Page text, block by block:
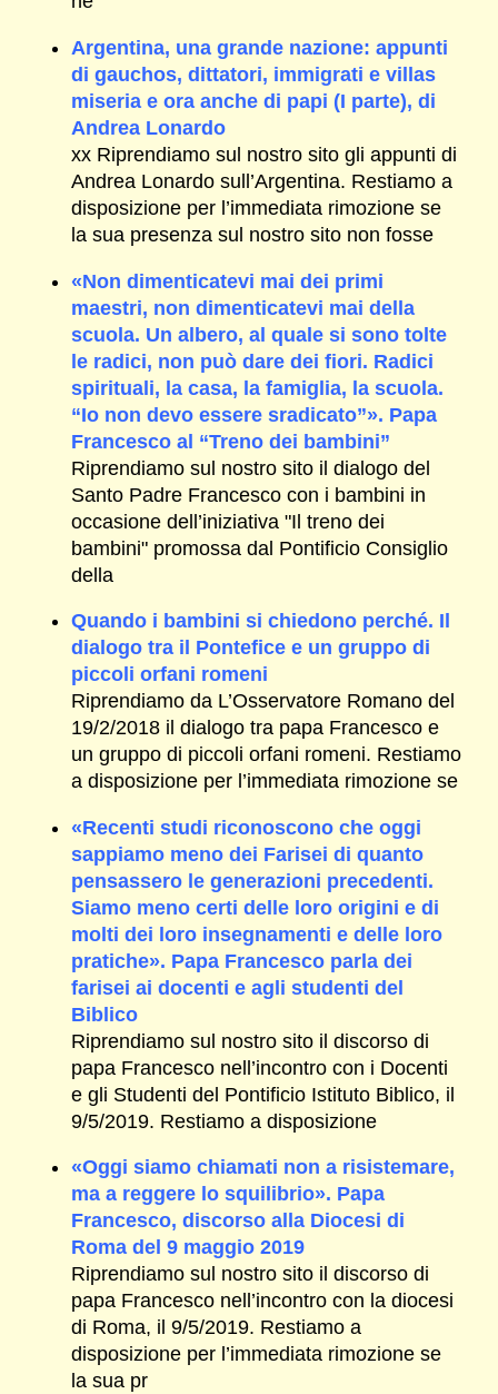
Argentina, una grande nazione: appunti
di gauchos, dittatori, immigrati e villas
miseria e ora anche di papi (I parte), di
Andrea Lonardo
xx Riprendiamo sul nostro sito gli appunti di
Andrea Lonardo sull’Argentina. Restiamo a
disposizione per l’immediata rimozione se
la sua presenza sul nostro sito non fosse
«Non dimenticatevi mai dei primi
maestri, non dimenticatevi mai della
scuola. Un albero, al quale si sono tolte
le radici, non può dare dei fiori. Radici
spirituali, la casa, la famiglia, la scuola.
“Io non devo essere sradicato”». Papa
Francesco al “Treno dei bambini”
Riprendiamo sul nostro sito il dialogo del
Santo Padre Francesco con i bambini in
occasione dell’iniziativa "Il treno dei
bambini" promossa dal Pontificio Consiglio
della
Quando i bambini si chiedono perché. Il
dialogo tra il Pontefice e un gruppo di
piccoli orfani romeni
Riprendiamo da L’Osservatore Romano del
19/2/2018 il dialogo tra papa Francesco e
un gruppo di piccoli orfani romeni. Restiamo
a disposizione per l’immediata rimozione se
«Recenti studi riconoscono che oggi
sappiamo meno dei Farisei di quanto
pensassero le generazioni precedenti.
Siamo meno certi delle loro origini e di
molti dei loro insegnamenti e delle loro
pratiche». Papa Francesco parla dei
farisei ai docenti e agli studenti del
Biblico
Riprendiamo sul nostro sito il discorso di
papa Francesco nell’incontro con i Docenti
e gli Studenti del Pontificio Istituto Biblico, il
9/5/2019. Restiamo a disposizione
«Oggi siamo chiamati non a risistemare,
ma a reggere lo squilibrio». Papa
Francesco, discorso alla Diocesi di
Roma del 9 maggio 2019
Riprendiamo sul nostro sito il discorso di
papa Francesco nell’incontro con la diocesi
di Roma, il 9/5/2019. Restiamo a
disposizione per l’immediata rimozione se
la sua pr